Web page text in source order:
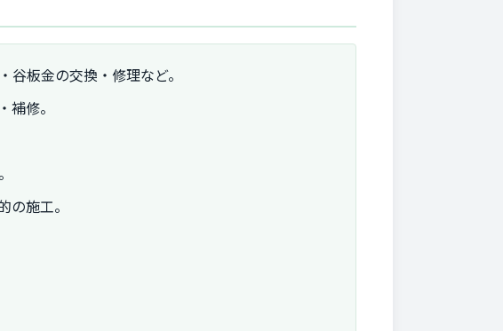
板金の交換・修理など。
修。
施工。